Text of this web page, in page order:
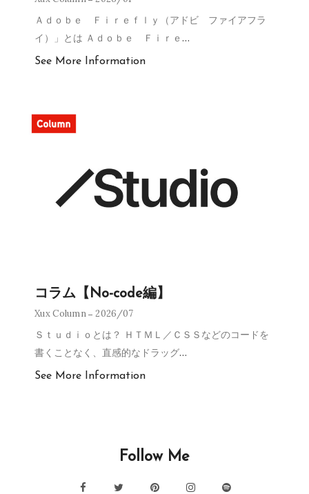
Ａｄｏｂｅ Ｆｉｒｅｆｌｙ（アドビ ファイアフラ
イ）」とは Ａｄｏｂｅ Ｆｉｒｅ …
See More Information
コラム【No-code編】
Xux Column 2026/07
Ｓｔｕｄｉｏとは？ ＨＴＭＬ／ＣＳＳなどのコードを
書くことなく、直感的なドラッグ…
See More Information
Follow Me